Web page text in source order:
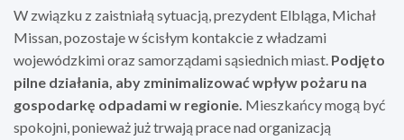
W związku z zaistniałą sytuacją, prezydent Elbląga, Michał
Missan, pozostaje w ścisłym kontakcie z władzami
wojewódzkimi oraz samorządami sąsiednich miast. Podjęto
pilne działania, aby zminimalizować wpływ pożaru na
gospodarkę odpadami w regionie. Mieszkańcy mogą być
spokojni, ponieważ już trwają prace nad organizacją